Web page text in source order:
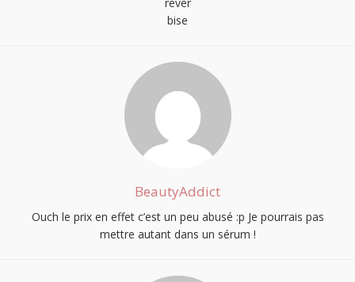
bise
BeautyAddict
Ouch le prix en effet c’est un peu abusé :p Je pourrais pas
mettre autant dans un sérum !